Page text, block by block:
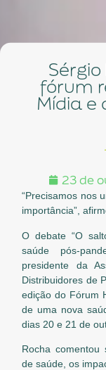
Sérgio Rocha participa de
fórum
Mídia e
23 de
“Precisamos nos
importância”,
O debate “O
saúde pós-
presidente da
Distribuidores de
edição do Fórum
de uma nova
dias 20 e 21 de
Rocha comentou
de saúde, os